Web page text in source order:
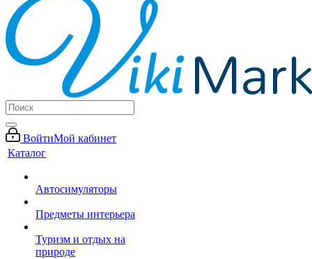
ВойтиМой кабинет
Каталог
Автосимуляторы
Предметы интерьера
Туризм и отдых на
природе